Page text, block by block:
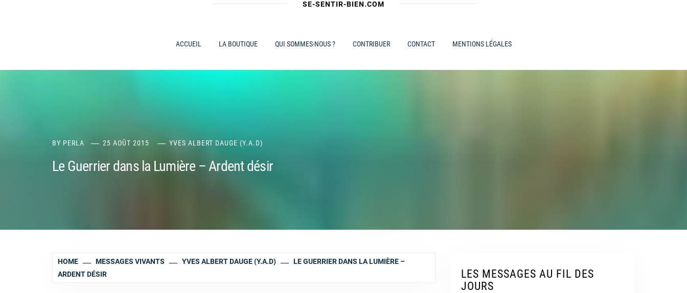
SE-SENTIR-BIEN.COM
ACCUEIL LA BOUTIQUE QUI SOMMES-NOUS ? CONTRIBUER CONTACT MENTIONS LÉGALES
BY PERLA 25 AOÛT 2015 YVES ALBERT DAUGE (Y.A.D)
Le Guerrier dans la Lumière – Ardent désir
HOME MESSAGES VIVANTS YVES ALBERT DAUGE (Y.A.D)
LE GUERRIER DANS LA LUMIÈRE –
ARDENT DÉSIR
LES MESSAGES AU FIL DES
JOURS